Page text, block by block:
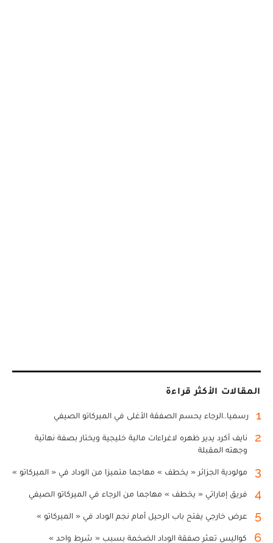
المقالات الأكثر قراءة
1 رسميا..الرجاء يحسم الصفقة الأغلى في الميركاتو الصيفي
2
نايف أكرد يدير ظهره لاغراءات مالية خليجية ويختار بصفة نهائية
وجهته المقبلة
3 مولودية الجزائر « يخطف » مهاجما متميزا من الوداد في « الميركاتو »
4 فريق إماراتي « يخطف » مهاجما من الرجاء في الميركاتو الصيفي
5 عرض خارجي يفتح باب الرحيل أمام نجم الوداد في « الميركاتو »
6 كواليس تعثر صفقة الوداد الضخمة بسبب « شرط واحد »